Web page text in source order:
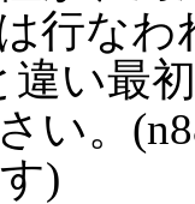
行な
違い最
い。
)